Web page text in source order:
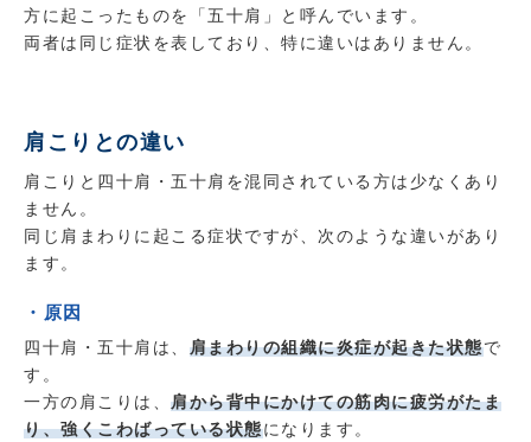
方に起こったものを「五十肩」と呼んでいます。
両者は同じ症状を表しており、特に違いはありません。
肩こりとの違い
肩こりと四十肩・五十肩を混同されている方は少なくあり
ません。
同じ肩まわりに起こる症状ですが、次のような違いがあり
ます。
・原因
四十肩・五十肩は、 肩まわりの組織に炎症が起きた状態で
す。
一方の肩こりは、 肩から背中にかけての筋肉に疲労がたま
り、強くこわばっている状態になります。